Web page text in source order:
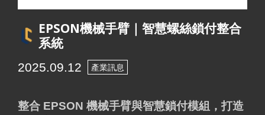
EPSON機械手臂｜智慧螺絲鎖付整合
系統
2025.09.12 產業訊息
整合 EPSON 機械手臂與智慧鎖付模組，打造